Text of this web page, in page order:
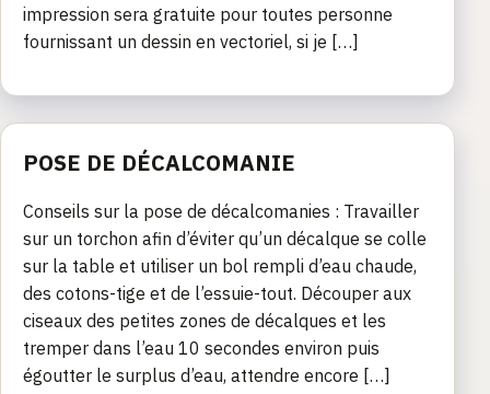
impression sera gratuite pour toutes personne
fournissant un dessin en vectoriel, si je […]
POSE DE DÉCALCOMANIE
Conseils sur la pose de décalcomanies : Travailler
sur un torchon afin d’éviter qu’un décalque se colle
sur la table et utiliser un bol rempli d’eau chaude,
des cotons-tige et de l’essuie-tout. Découper aux
ciseaux des petites zones de décalques et les
tremper dans l’eau 10 secondes environ puis
égoutter le surplus d’eau, attendre encore […]